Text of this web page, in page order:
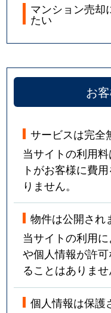
マンション売却
たい
お
サービスは完全
当サイトの利用
トがお客様に費
りません。
物件は公開され
当サイトの利用
や個人情報が許
ることはありませ
個人情報は保護